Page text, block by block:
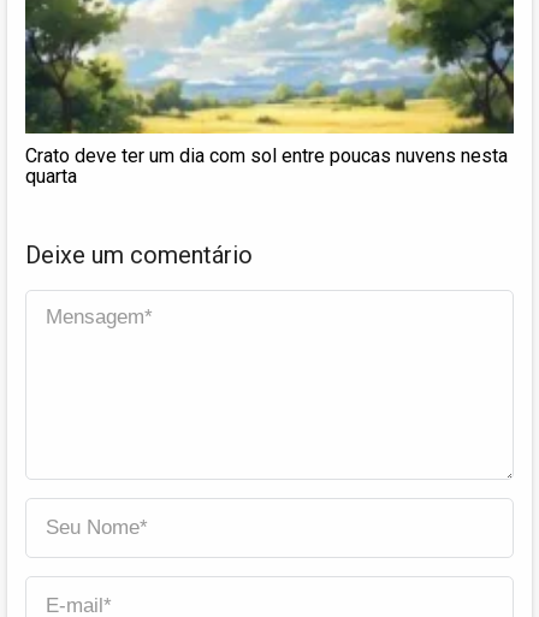
Crato deve ter um dia com sol entre poucas nuvens nesta
quarta
Deixe um comentário